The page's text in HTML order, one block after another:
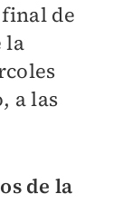
de
la
a las
de la